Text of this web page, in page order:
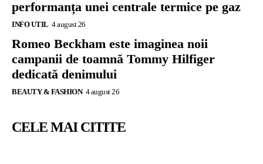
performanța unei centrale termice pe gaz
INFO UTIL 4 august 26
Romeo Beckham este imaginea noii
campanii de toamnă Tommy Hilfiger
dedicată denimului
BEAUTY & FASHION 4 august 26
CELE MAI CITITE